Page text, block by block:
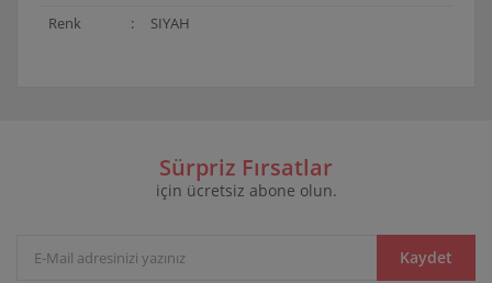
Renk : SIYAH
Yorum Yaz
Ürün resmi kalitesiz, bozuk veya görüntülenemiyor.
Ürün bilgilerinde hatalar bulunuyor.
Sürpriz Fırsatlar
için ücretsiz abone olun.
Kaydet